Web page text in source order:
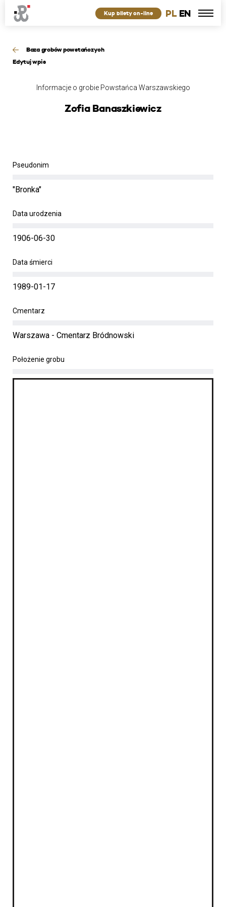
PL EN
Kup bilety on-line
Baza grobów powstańczych
Edytuj wpis
Informacje o grobie Powstańca Warszawskiego
Zofia Banaszkiewicz
Pseudonim
"Bronka"
Data urodzenia
1906-06-30
Data śmierci
1989-01-17
Cmentarz
Warszawa - Cmentarz Bródnowski
Położenie grobu